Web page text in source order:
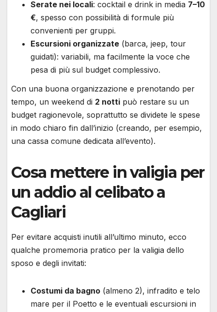
Serate nei locali: cocktail e drink in media 7–10
€, spesso con possibilità di formule più
convenienti per gruppi.
Escursioni organizzate (barca, jeep, tour
guidati): variabili, ma facilmente la voce che
pesa di più sul budget complessivo.
Con una buona organizzazione e prenotando per
tempo, un weekend di 2 notti può restare su un
budget ragionevole, soprattutto se dividete le spese
in modo chiaro fin dall’inizio (creando, per esempio,
una cassa comune dedicata all’evento).
Cosa mettere in valigia per
un addio al celibato a
Cagliari
Per evitare acquisti inutili all’ultimo minuto, ecco
qualche promemoria pratico per la valigia dello
sposo e degli invitati:
Costumi da bagno (almeno 2), infradito e telo
mare per il Poetto e le eventuali escursioni in